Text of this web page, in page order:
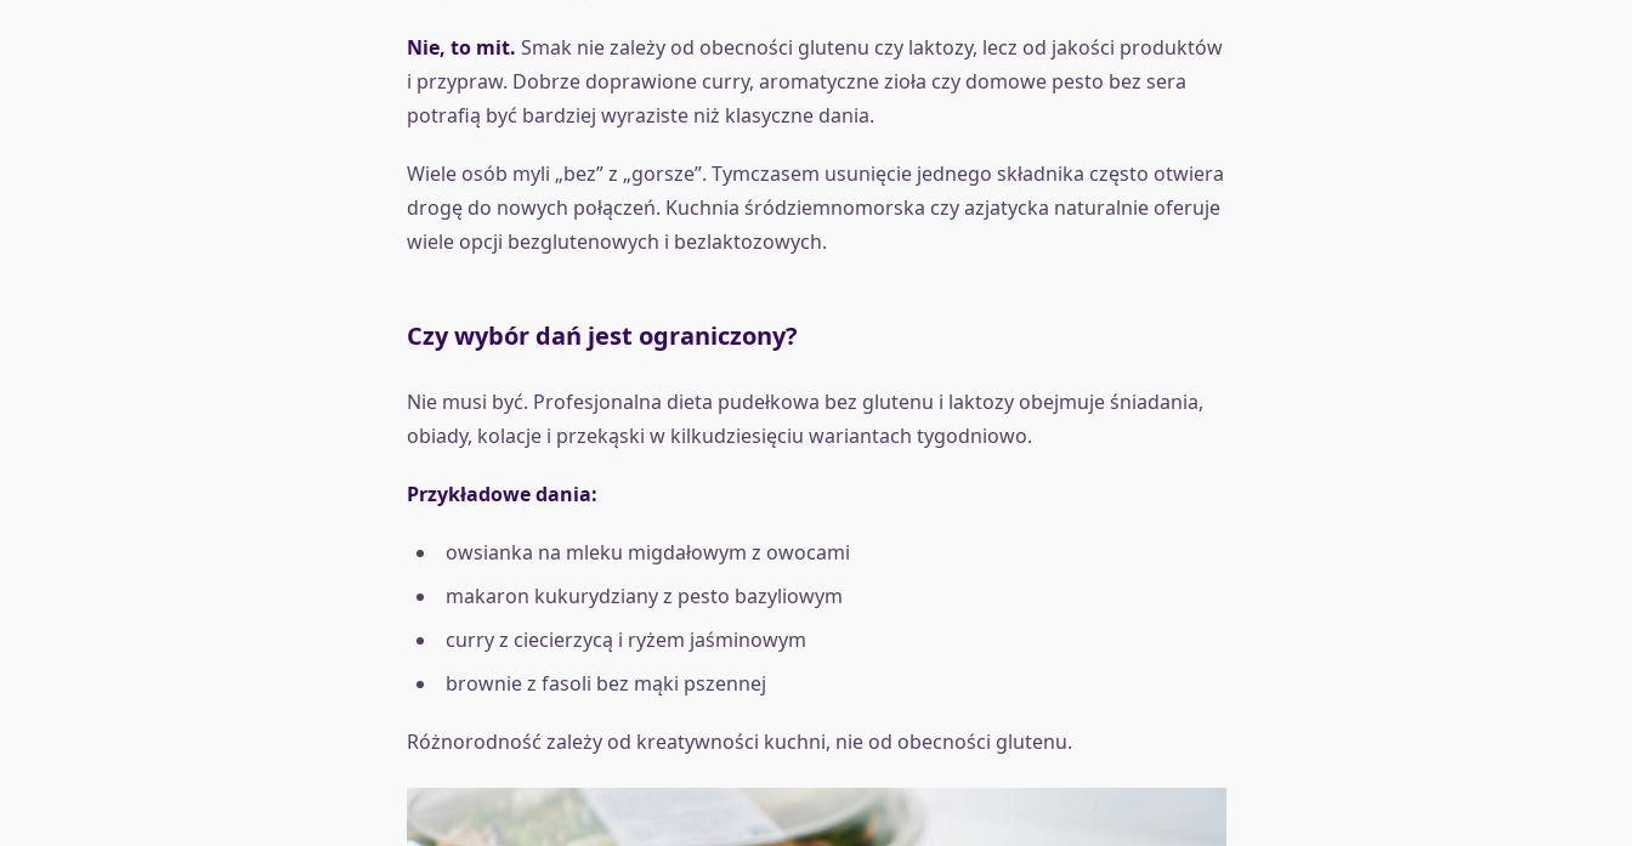
Nie, to mit. Smak nie zależy od obecności glutenu czy laktozy, lecz od jakości produktów
i przypraw. Dobrze doprawione curry, aromatyczne zioła czy domowe pesto bez sera
potrafią być bardziej wyraziste niż klasyczne dania.
Wiele osób myli „bez” z „gorsze”. Tymczasem usunięcie jednego składnika często otwiera
drogę do nowych połączeń. Kuchnia śródziemnomorska czy azjatycka naturalnie oferuje
wiele opcji bezglutenowych i bezlaktozowych.
Czy wybór dań jest ograniczony?
Nie musi być. Profesjonalna dieta pudełkowa bez glutenu i laktozy obejmuje śniadania,
obiady, kolacje i przekąski w kilkudziesięciu wariantach tygodniowo.
Przykładowe dania:
owsianka na mleku migdałowym z owocami
makaron kukurydziany z pesto bazyliowym
curry z ciecierzycą i ryżem jaśminowym
brownie z fasoli bez mąki pszennej
Różnorodność zależy od kreatywności kuchni, nie od obecności glutenu.